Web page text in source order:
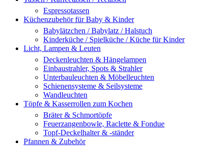
Espressotassen
Küchenzubehör für Baby & Kinder
Babylätzchen / Babylatz / Halstuch
Kinderküche / Spielküche / Küche für Kinder
Licht, Lampen & Leuten
Deckenleuchten & Hängelampen
Einbaustrahler, Spots & Strahler
Unterbauleuchten & Möbelleuchten
Schienensysteme & Seilsysteme
Wandleuchten
Töpfe & Kasserrollen zum Kochen
Bräter & Schmortöpfe
Feuerzangenbowle, Raclette & Fondue
Topf-Deckelhalter & -ständer
Pfannen & Zubehör